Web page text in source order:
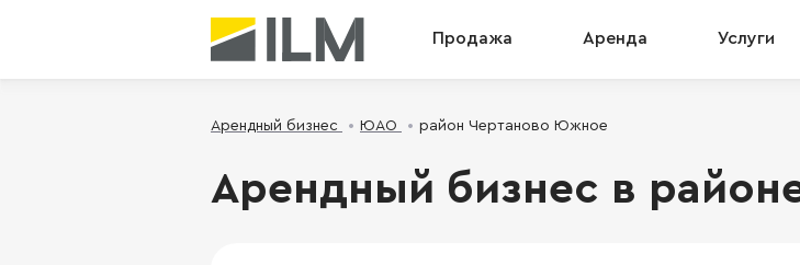
Продажа Аренда Услуги
Арендный бизнес ЮАО район Чертаново Южное
Арендный бизнес в